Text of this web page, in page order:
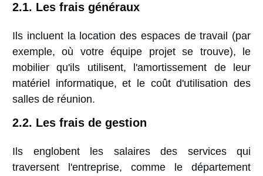
2.1. Les frais généraux
Ils incluent la location des espaces de travail (par
exemple, où votre équipe projet se trouve), le
mobilier qu'ils utilisent, l'amortissement de leur
matériel informatique, et le coût d'utilisation des
salles de réunion.
2.2. Les frais de gestion
Ils englobent les salaires des services qui
traversent l'entreprise, comme le département